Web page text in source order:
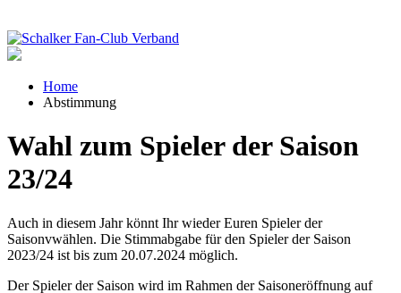
Home
Abstimmung
Wahl zum Spieler der Saison
23/24
Auch in diesem Jahr könnt Ihr wieder Euren Spieler der
Saisonvwählen. Die Stimmabgabe für den Spieler der Saison
2023/24 ist bis zum 20.07.2024 möglich.
Der Spieler der Saison wird im Rahmen der Saisoneröffnung auf